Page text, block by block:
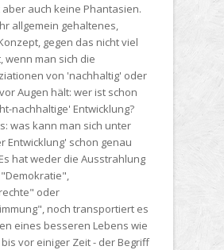
auch keine Phantasien.
allgemein gehaltenes,
gegen das nicht viel
wenn man sich die
von 'nachhaltig' oder
Augen hält: wer ist schon
nachhaltige' Entwicklung?
was kann man sich unter
Entwicklung' schon genau
hat weder die Ausstrahlung
oder
noch transportiert es
eines besseren Lebens wie
vor einiger Zeit - der Begriff